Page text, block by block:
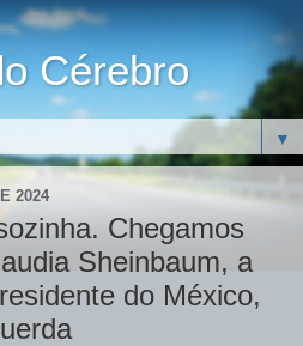
Cérebro
▼
2024
Chegamos
Sheinbaum, a
do México,